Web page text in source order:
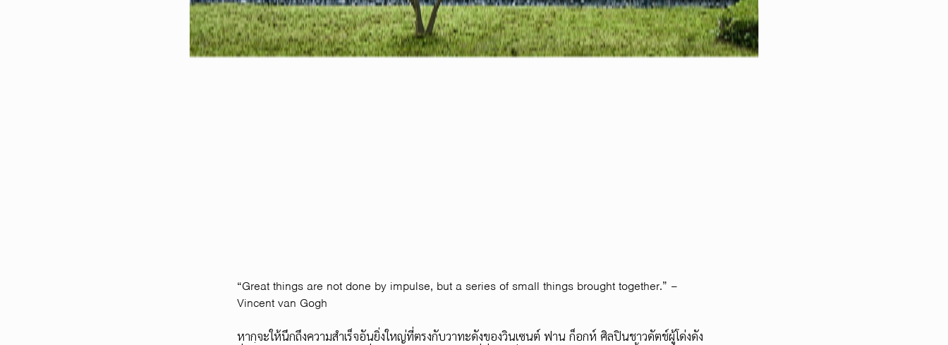
“Great things are not done by impulse, but a series of small things brought together.” –
Vincent van Gogh
หากจะให้นึกถึงความสำเร็จอันยิ่งใหญ่ที่ตรงกับวาทะดังของวินเซนต์ ฟาน ก็อกห์ ศิลปินชาวดัตช์ผู้โด่งดัง